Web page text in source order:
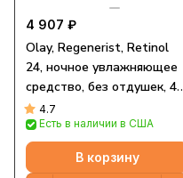
4 907 ₽
Olay, Regenerist, Retinol
24, ночное увлажняющее
средство, без отдушек, 48
унций (1,7 унции)
4.7
Есть в наличии в США
В корзину